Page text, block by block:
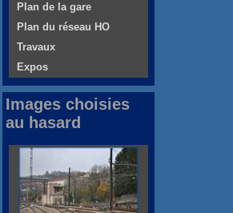
Plan de la gare
Plan du réseau HO
Travaux
Expos
Images choisies
au hasard